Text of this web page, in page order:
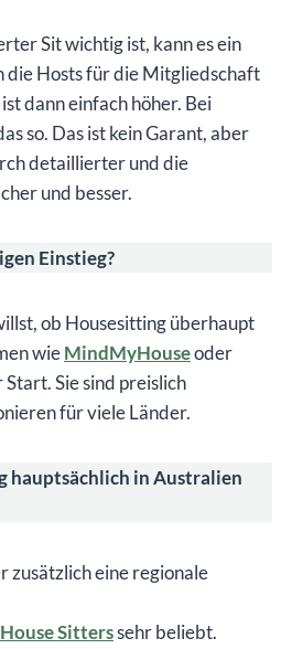
Sit wichtig ist, kann es ein
die Hosts für die Mitgliedschaft
dann einfach höher. Bei
so. Das ist kein Garant, aber
detaillierter und die
und besser.
Einstieg?
ob Housesitting überhaupt
wieMindMyHouseoder
Sie sind preislich
für viele Länder.
hauptsächlich in Australien
zusätzlich eine regionale
Sitterssehr beliebt.